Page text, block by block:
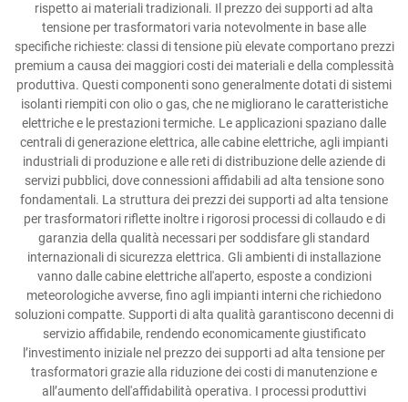
rispetto ai materiali tradizionali. Il prezzo dei supporti ad alta
tensione per trasformatori varia notevolmente in base alle
specifiche richieste: classi di tensione più elevate comportano prezzi
premium a causa dei maggiori costi dei materiali e della complessità
produttiva. Questi componenti sono generalmente dotati di sistemi
isolanti riempiti con olio o gas, che ne migliorano le caratteristiche
elettriche e le prestazioni termiche. Le applicazioni spaziano dalle
centrali di generazione elettrica, alle cabine elettriche, agli impianti
industriali di produzione e alle reti di distribuzione delle aziende di
servizi pubblici, dove connessioni affidabili ad alta tensione sono
fondamentali. La struttura dei prezzi dei supporti ad alta tensione
per trasformatori riflette inoltre i rigorosi processi di collaudo e di
garanzia della qualità necessari per soddisfare gli standard
internazionali di sicurezza elettrica. Gli ambienti di installazione
vanno dalle cabine elettriche all'aperto, esposte a condizioni
meteorologiche avverse, fino agli impianti interni che richiedono
soluzioni compatte. Supporti di alta qualità garantiscono decenni di
servizio affidabile, rendendo economicamente giustificato
l’investimento iniziale nel prezzo dei supporti ad alta tensione per
trasformatori grazie alla riduzione dei costi di manutenzione e
all’aumento dell'affidabilità operativa. I processi produttivi